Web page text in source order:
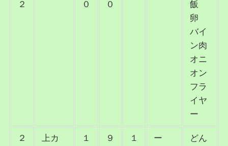
２
０
０
飯
卵
バイ
ン肉
オニ
オン
フラ
イヤ
ー
２
上カ
１
９
１
ー
どん